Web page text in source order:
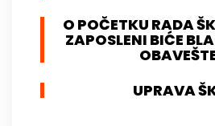
O POČETKU RADA
ZAPOSLENI BIĆE
UPRAVA